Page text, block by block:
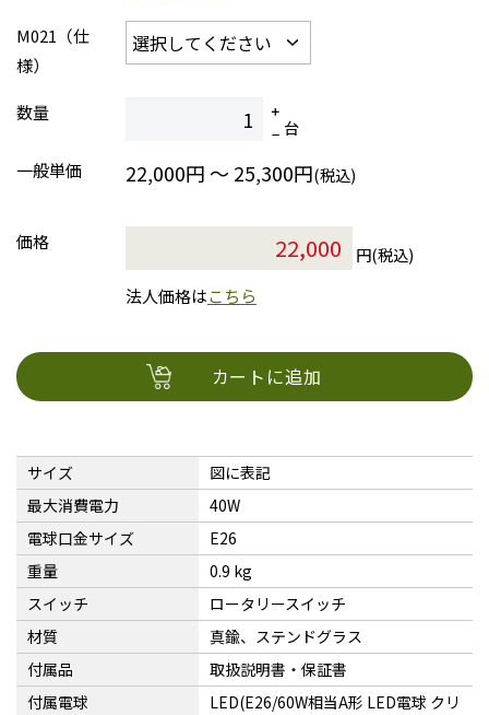
M021（仕
様）
数量
台
一般単価
22,000円 ～ 25,300円(税込)
価格
円(税込)
法人価格はこちら
カートに追加
サイズ
図に表記
最大消費電力
40W
電球口金サイズ
E26
重量
0.9 kg
スイッチ
ロータリースイッチ
材質
真鍮、ステンドグラス
付属品
取扱説明書・保証書
付属電球
LED(E26/60W相当A形 LED電球 クリ